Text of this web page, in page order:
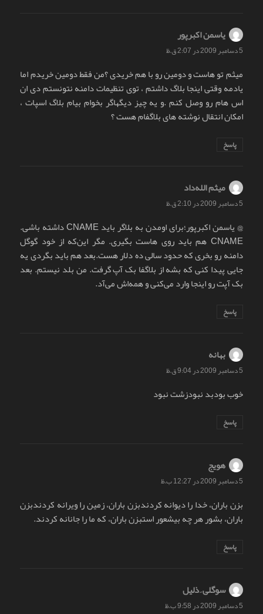
یاسمن اکبرپور
5 دسامبر 2009 در 2:07 ق.ظ
میثم تو هاست و دومین رو با هم خریدی ؟من فقط دومین خریدم اما
یادمه وقتی اینجا بلاگ داشتم ، توی تنظیمات دامنه نتونستم دی ان
اس هام رو وصل کنم .و یه چیز دیگهاگر بخوام بیام بلاگ اسپات ،
امکان انتقال نوشته های بلاگفام هست ؟
پاسخ
میثم الله‌داد
5 دسامبر 2009 در 2:10 ق.ظ
@ یاسمن اکبرپور؛برای اومدن به بلاگر باید CNAME داشته باشی.
CNAME هم باید روی هاست بگیری. مگر این‌که از خود گوگل
دامنه رو بخری که حدود سالی ده دلار هست.بعد هم باید بگردی یه
جایی پیدا کنی که بشه از بلاگفا بک آپ گرفت. من بلد نیستم. بعد
بک آپت رو اینجا وارد می‌کنی و همه‌اش می‌آد.
پاسخ
بهانه
5 دسامبر 2009 در 9:04 ق.ظ
خوب بودبد نبودزشت نبود
پاسخ
هویج
5 دسامبر 2009 در 12:27 ب.ظ
بزن باران، خدا را دیوانه کردندبزن باران، زمین را ویرانه کردندبزن
باران، بشور هر چه بیشعور استبزن باران، که ما را جانانه کردند.
پاسخ
سوگلی ِ ذلیل
5 دسامبر 2009 در 9:58 ب.ظ